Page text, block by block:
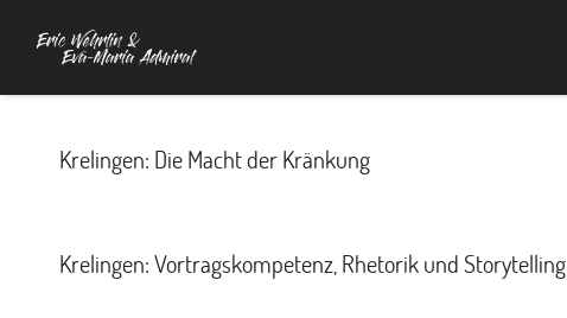
Krelingen: Die Macht der Kränkung
Krelingen: Vortragskompetenz, Rhetorik und Storytelling